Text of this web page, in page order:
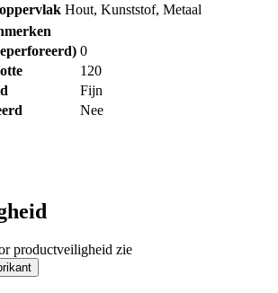
Hout, Kunststof, Metaal
0
120
Fijn
Nee
productveiligheid zie